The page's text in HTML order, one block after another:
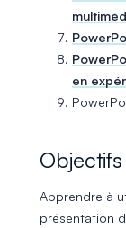
en
Objectifs
Apprendre à
présentation